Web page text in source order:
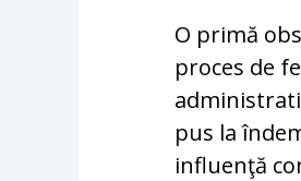
O primă
proces de
pus la
influenţă